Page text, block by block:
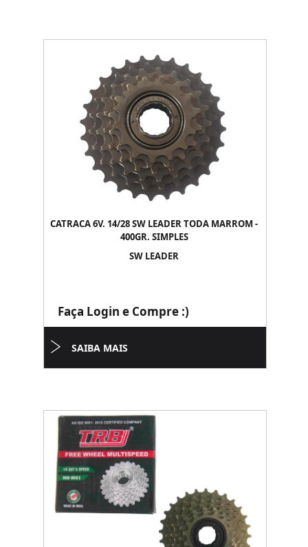
CATRACA 6V. 14/28 SW LEADER TODA MARROM -
400GR. SIMPLES
SW LEADER
Faça Login e Compre :)
SAIBA MAIS